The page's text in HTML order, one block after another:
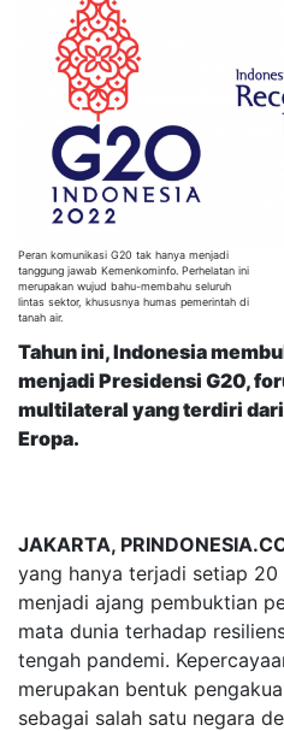
Peran komunikasi G20 tak hanya menjadi
tanggung jawab Kemenkominfo. Perhelatan ini
merupakan wujud bahu-membahu seluruh
lintas sektor, khususnya humas pemerintah di
tanah air.
Tahun ini, Indonesia
menjadi Presidensi G20,
multilateral yang terdiri dari
Eropa.
JAKARTA,
yang hanya terjadi setiap 20
menjadi ajang pembuktian
mata dunia terhadap
tengah pandemi.
merupakan bentuk
sebagai salah satu negara